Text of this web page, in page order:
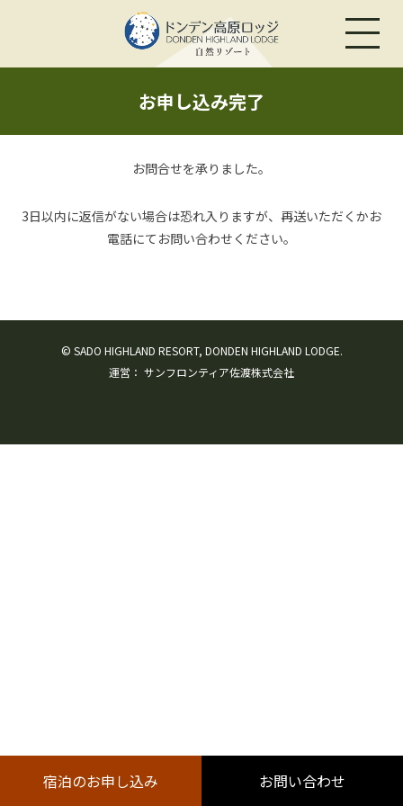
お申し込み完了
お問合せを承りました。
3日以内に返信がない場合は恐れ入りますが、再送いただくかお
電話にてお問い合わせください。
© SADO HIGHLAND RESORT, DONDEN HIGHLAND LODGE.
運営： サンフロンティア佐渡株式会社
宿泊のお申し込み お問い合わせ